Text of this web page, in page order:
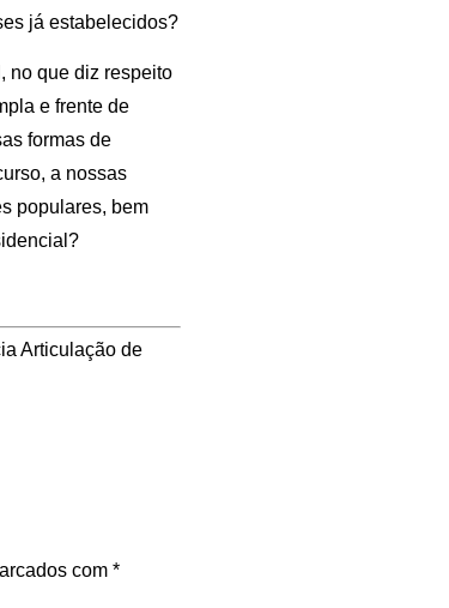
já estabelecidos?
no que diz respeito
e frente de
formas de
a nossas
populares, bem
Articulação de
com *